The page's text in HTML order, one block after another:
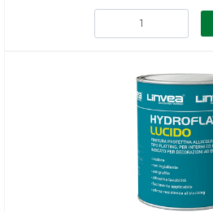
Quantità